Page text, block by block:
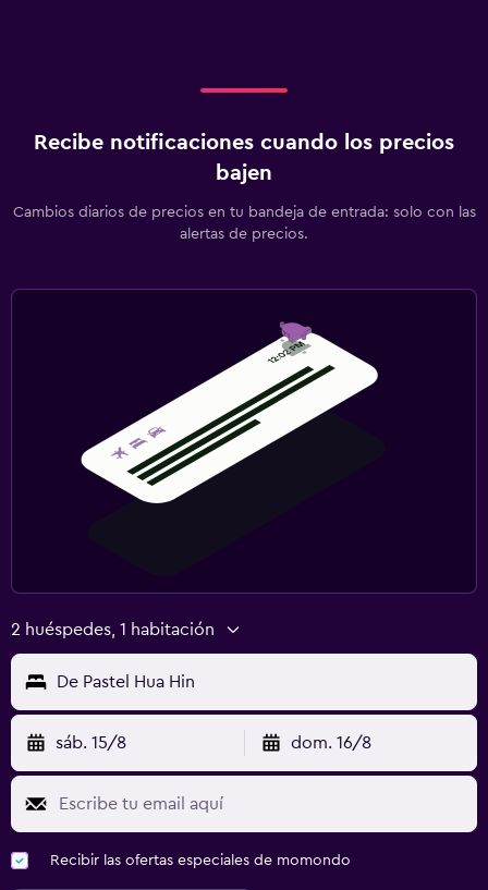
Recibe notificaciones cuando los precios
bajen
Cambios diarios de precios en tu bandeja de entrada: solo con las
alertas de precios.
2 huéspedes, 1 habitación
De Pastel Hua Hin
sáb. 15/8 dom. 16/8
Recibir las ofertas especiales de momondo